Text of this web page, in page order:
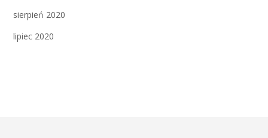
sierpień 2020
lipiec 2020